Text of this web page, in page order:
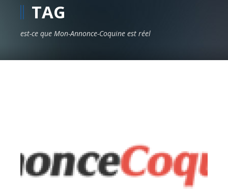
TAG
est-ce que Mon-Annonce-Coquine est réel